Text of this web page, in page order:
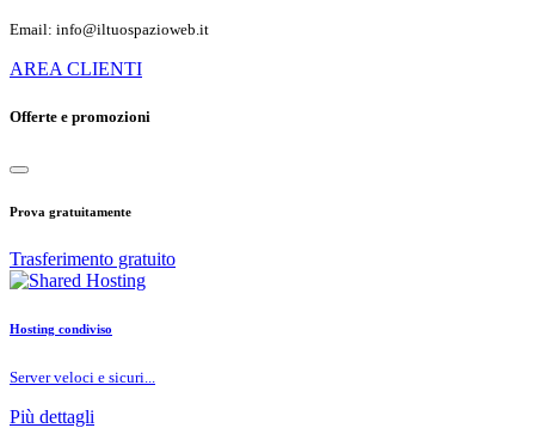
Email: info@iltuospazioweb.it
AREA CLIENTI
Offerte e promozioni
Prova gratuitamente
Trasferimento gratuito
Hosting condiviso
Server veloci e sicuri...
Più dettagli